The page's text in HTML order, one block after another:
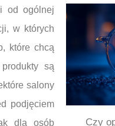
Czy
od ogólnej
w których
które chcą
są
salony
podjęciem
dla osób